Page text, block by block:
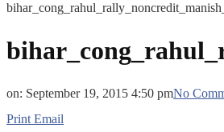
on: September 19, 2015 4:50 pmNo
Print Email